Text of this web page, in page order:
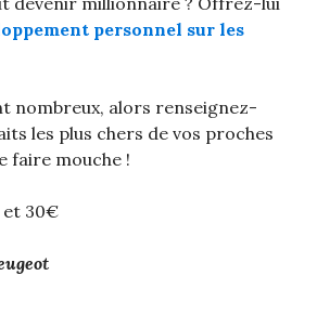
personnel sur les
nombreux, alors renseignez-
les plus chers de vos proches
faire mouche !
et 30€